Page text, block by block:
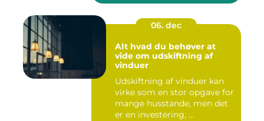
06. dec
Alt hvad du behøver at
vide om udskiftning af
vinduer
Udskiftning af vinduer kan
virke som en stor opgave for
mange husstande, men det
er en investering, ...